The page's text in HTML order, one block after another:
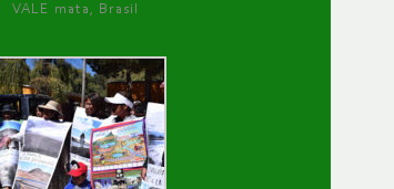
VALE mata, Brasil